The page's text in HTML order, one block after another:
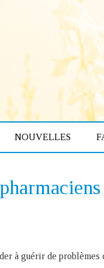
NOUVELLES
à guérir de problèmes